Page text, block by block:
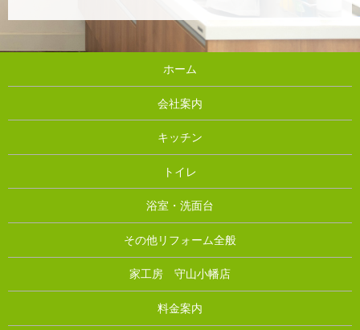
ホーム
会社案内
キッチン
トイレ
浴室・洗面台
その他リフォーム全般
家工房 守山小幡店
料金案内